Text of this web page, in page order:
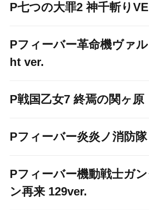
P七つの大罪2 神千斬り
Pフィーバー革命機ヴァ
ht ver.
P戦国乙女7 終焉の関ヶ原
Pフィーバー炎炎ノ消防隊
Pフィーバー機動戦士ガ
ン再来 129ver.